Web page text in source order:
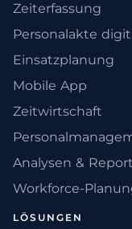
Zeiterfassung
Personalakte
Einsatzplanung
Mobile App
Zeitwirtschaft
Analysen &
Workforce-
LÖSUNGEN